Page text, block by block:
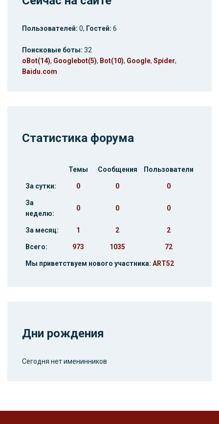
Пользователей: 0, Гостей: 6
Поисковые боты: 32
oBot(14), Googlebot(5), Bot(10), Google, Spider,
Baidu.com
Статистика форума
Темы Сообщения Пользователи
За сутки: 0 0 0
За
неделю:
0 0 0
За месяц: 1 2 2
Всего: 973 1035 72
Мы приветствуем нового участника: ART52
Дни рождения
Сегодня нет именинников